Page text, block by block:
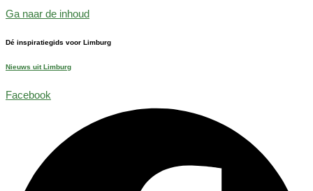
Ga naar de inhoud
Dé inspiratiegids voor Limburg
Nieuws uit Limburg
Facebook